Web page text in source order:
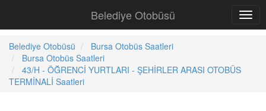
Belediye Otobüsü
Belediye Otobüsü
Bursa Otobüs Saatleri
Bursa Otobüs Saatleri
43/H - ÖĞRENCİ YURTLARI - ŞEHİRLER ARASI OTOBÜS
TERMİNALİ Saatleri